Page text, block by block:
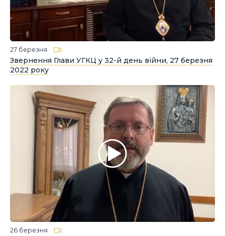
27 березня
Звернення Глави УГКЦ у 32-й день війни, 27 березня
2022 року
26 березня